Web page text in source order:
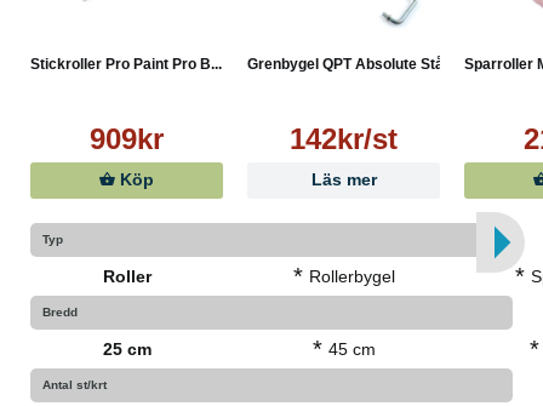
Stickroller Pro Paint Pro B...
909kr
Köp
Grenbygel QPT Absolute Stål...
142kr/st
Läs mer
Sparroller
Typ
Roller * Rollerbygel *
Bredd
25 cm * 45 cm *
Antal st/krt